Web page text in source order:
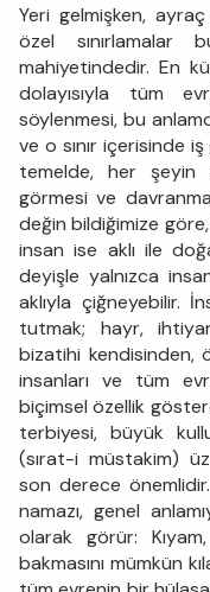
Yeri gelmişken,
özel sınırlamalar
mahiyetindedir. En
dolayısıyla tüm
söylenmesi, bu
ve o sınır içerisinde
temelde, her şeyin
görmesi ve
değin bildiğimize
insan ise aklı ile
deyişle yalnızca
aklıyla çiğneyebilir.
tutmak; hayr,
bizatihi kendisinden,
insanları ve tüm
biçimsel özellik
terbiyesi, büyük
(sırat-i müstakim)
son derece
namazı, genel
olarak görür:
bakmasını mümkün